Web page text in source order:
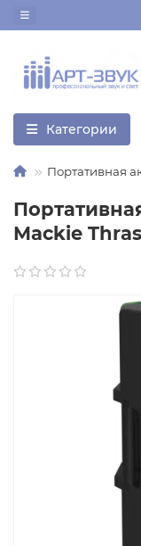
Категории
Портативная
Mackie